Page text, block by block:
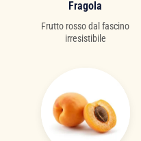
Fragola
Frutto rosso dal fascino
irresistibile